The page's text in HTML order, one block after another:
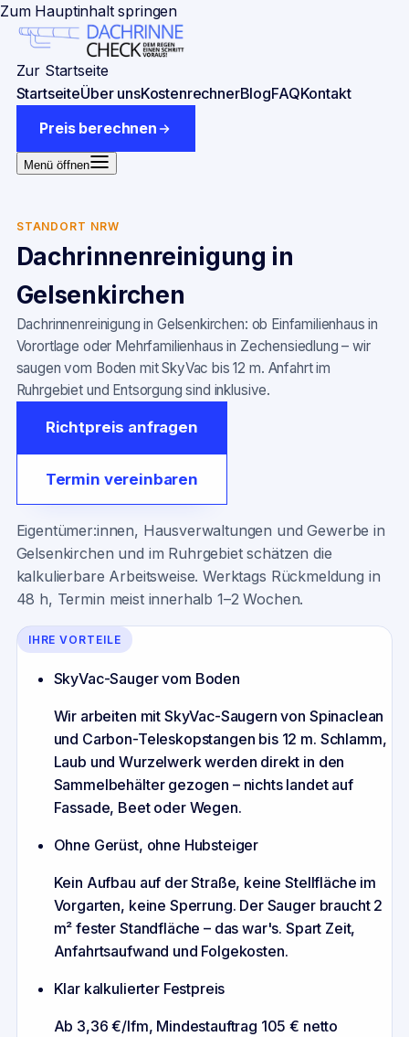
Zum Hauptinhalt springen
Zur Startseite
StartseiteÜber unsKostenrechnerBlogFAQKontakt
Preis berechnen
Menü öffnen
STANDORT NRW
Dachrinnenreinigung in
Gelsenkirchen
Dachrinnenreinigung in Gelsenkirchen: ob Einfamilienhaus in
Vorortlage oder Mehrfamilienhaus in Zechensiedlung – wir
saugen vom Boden mit SkyVac bis 12 m. Anfahrt im
Ruhrgebiet und Entsorgung sind inklusive.
Richtpreis anfragen
Termin vereinbaren
Eigentümer:innen, Hausverwaltungen und Gewerbe in
Gelsenkirchen und im Ruhrgebiet schätzen die
kalkulierbare Arbeitsweise. Werktags Rückmeldung in
48 h, Termin meist innerhalb 1–2 Wochen.
IHRE VORTEILE
SkyVac-Sauger vom Boden
Wir arbeiten mit SkyVac-Saugern von Spinaclean
und Carbon-Teleskopstangen bis 12 m. Schlamm,
Laub und Wurzelwerk werden direkt in den
Sammelbehälter gezogen – nichts landet auf
Fassade, Beet oder Wegen.
Ohne Gerüst, ohne Hubsteiger
Kein Aufbau auf der Straße, keine Stellfläche im
Vorgarten, keine Sperrung. Der Sauger braucht 2
m² fester Standfläche – das war's. Spart Zeit,
Anfahrtsaufwand und Folgekosten.
Klar kalkulierter Festpreis
Ab 3,36 €/lfm, Mindestauftrag 105 € netto